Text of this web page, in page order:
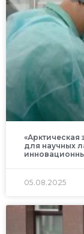
для научных
05.08.2025